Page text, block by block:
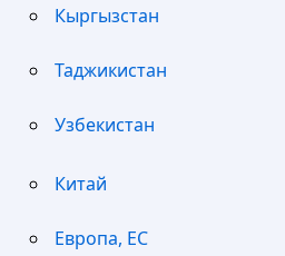
Кыргызстан
Таджикистан
Узбекистан
Китай
Европа, ЕС